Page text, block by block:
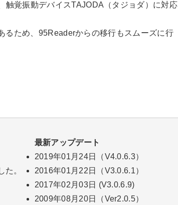
触覚振動デバイスTAJODA（タジョダ）に対応
るため、95Readerからの移行もスムーズに行
。
最新アップデート
2019年01月24日（V4.0.6.3）
2016年01月22日（V3.0.6.1）
2017年02月03日 (V3.0.6.9)
2009年08月20日（Ver2.0.5）